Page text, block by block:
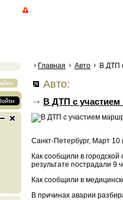
Главная Авто В ДТП
Авто:
В ДТП с участием
Санкт-Петербург, Март 10
Как сообщили в
результате пострадали 9
Как сообщили в
В причинах аварии